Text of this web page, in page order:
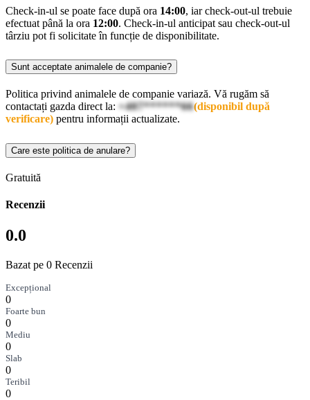
Check-in-ul se poate face după ora 14:00, iar check-out-ul trebuie
efectuat până la ora 12:00. Check-in-ul anticipat sau check-out-ul
târziu pot fi solicitate în funcție de disponibilitate.
Sunt acceptate animalele de companie?
Politica privind animalele de companie variază. Vă rugăm să
contactați gazda direct la: +407******66(disponibil după
verificare) pentru informații actualizate.
Care este politica de anulare?
Gratuită
Recenzii
0.0
Bazat pe 0 Recenzii
Excepțional
0
Foarte bun
0
Mediu
0
Slab
0
Teribil
0